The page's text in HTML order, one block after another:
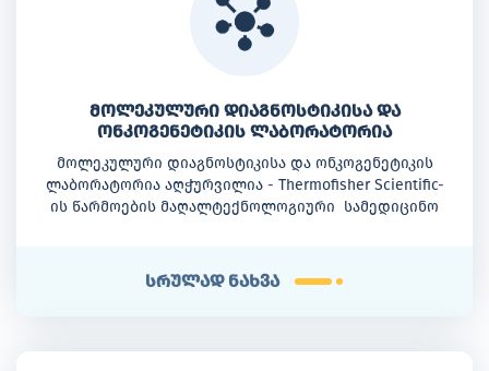
მოლეკულური დიაგნოსტიკისა და
ონკოგენეტიკის ლაბორატორია
მოლეკულური დიაგნოსტიკისა და ონკოგენეტიკის
ლაბორატორია აღჭურვილია - Thermofisher Scientific-
ის წარმოების მაღალტექნოლოგიური სამედიცინო
Real-Time PCR System
სრულად ნახვა